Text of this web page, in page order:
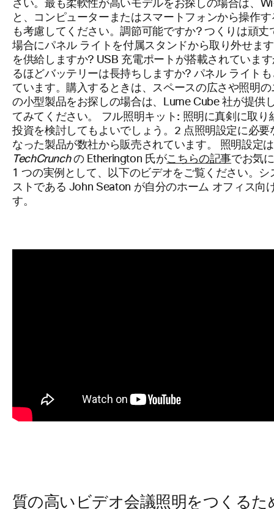
さい。最も柔軟性が高いモデルをお探しの場合は、
と、コンピューターまたはスマートフォンから操作
も考慮してください。調節可能ですか? つくりは頑
場合にパネル ライトを付属スタンドから取り外せま
を供給しますか? USB 充電ポートが搭載されていま
るほどバッテリーは長持ちしますか? パネル ライト
ています。購入するときは、スペースの広さや照明
の小型製品をお探しの場合は、Lume Cube 社が提供
てみてください。
フル照明キット: 照明に真剣に取り
投資を検討してもよいでしょう。2 点照明設定に必
なった製品が数社から販売されています。 照明設定
TechCrunchの Etherington 氏がこちらの記事でお気
1 つの実例として、以下のビデオをご覧ください。
ストである John Seaton が自分のホーム オフィス向
す。
質の高いビデオ会議照明をつくる